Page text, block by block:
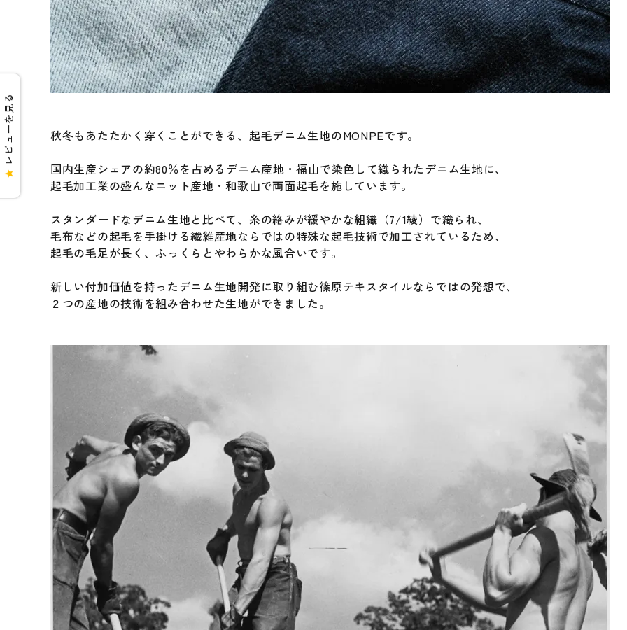
秋冬もあたたかく穿くことができる、起毛デニム生地のMONPEです。
国内生産シェアの約80％を占めるデニム産地・福山で染色して織られたデニム生地に、
起毛加工業の盛んなニット産地・和歌山で両面起毛を施しています。
スタンダードなデニム生地と比べて、糸の絡みが緩やかな組織（7/1綾）で織られ、
毛布などの起毛を手掛ける繊維産地ならではの特殊な起毛技術で加工されているため、
起毛の毛足が長く、ふっくらとやわらかな風合いです。
新しい付加価値を持ったデニム生地開発に取り組む篠原テキスタイルならではの発想で、
２つの産地の技術を組み合わせた生地ができました。
★
レビューを見る